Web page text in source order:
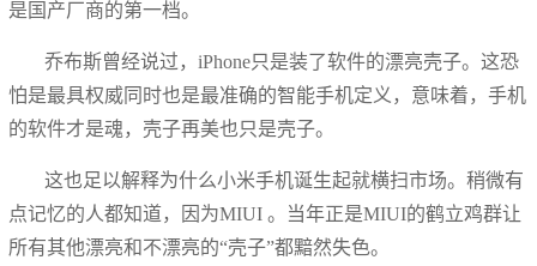
是国产厂商的第一档。
乔布斯曾经说过，iPhone只是装了软件的漂亮壳子。这恐
怕是最具权威同时也是最准确的智能手机定义，意味着，手机
的软件才是魂，壳子再美也只是壳子。
这也足以解释为什么小米手机诞生起就横扫市场。稍微有
点记忆的人都知道，因为MIUI 。当年正是MIUI的鹤立鸡群让
所有其他漂亮和不漂亮的“壳子”都黯然失色。